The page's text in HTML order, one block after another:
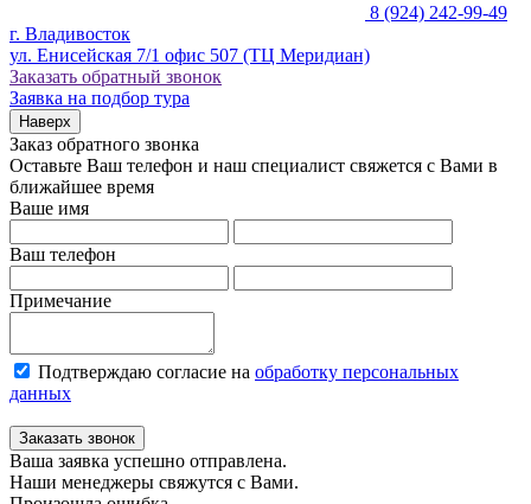
8 (924) 242-99-49
г. Владивосток
ул. Енисейская 7/1 офис 507 (ТЦ Меридиан)
Заказать обратный звонок
Заявка на подбор тура
Наверх
Заказ обратного звонка
Оставьте Ваш телефон и наш специалист свяжется с Вами в
ближайшее время
Ваше имя
Ваш телефон
Примечание
Подтверждаю согласие на обработку персональных
данных
Заказать звонок
Ваша заявка успешно отправлена.
Наши менеджеры свяжутся с Вами.